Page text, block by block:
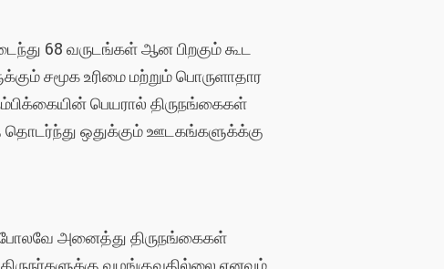
68 வருடங்கள் ஆன பிறகும் கூட
சமூக உரிமை மற்றும் பொருளாதார
பெயரால் திருநங்கைகள்
தொடர்ந்து ஒதுக்கும் ஊடகங்களுக்க்கு
அனைத்து திருநங்கைகள்
வழங்குவதில்லை எனவும்